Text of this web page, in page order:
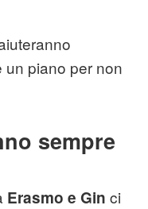
un piano per non
sempre
Erasmo e Gin ci